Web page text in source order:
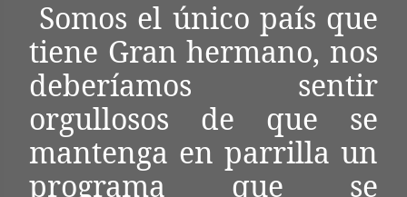
Somos el único país que
tiene Gran hermano, nos
deberíamos sentir
orgullosos de que se
mantenga en parrilla un
programa que se